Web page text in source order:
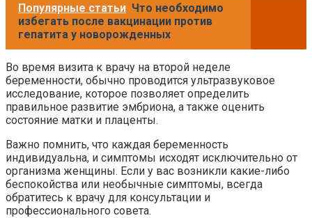
Популярные статьи Что необходимо
избегать после вакцинации против
гепатита у новорожденных
Во время визита к врачу на второй неделе
беременности, обычно проводится ультразвуковое
исследование, которое позволяет определить
правильное развитие эмбриона, а также оценить
состояние матки и плаценты.
Важно помнить, что каждая беременность
индивидуальна, и симптомы исходят исключительно от
организма женщины. Если у вас возникли какие-либо
беспокойства или необычные симптомы, всегда
обратитесь к врачу для консультации и
профессионального совета.